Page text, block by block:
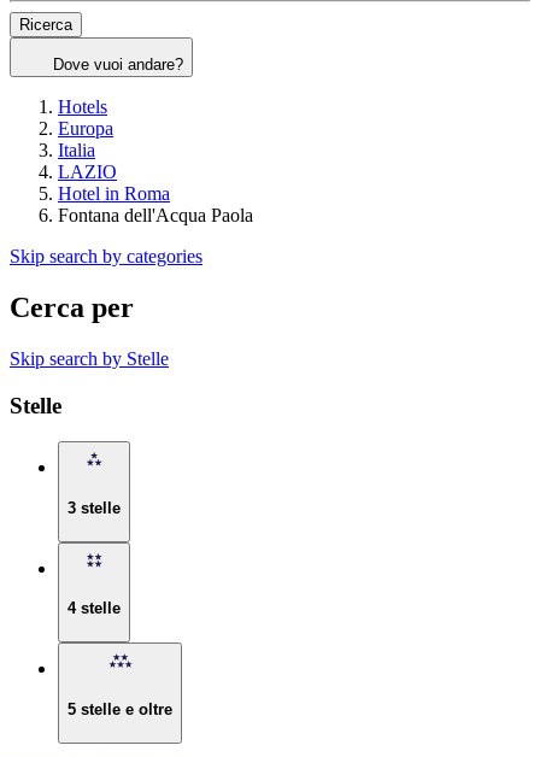
Ricerca
Dove vuoi andare?
Hotels
Europa
Italia
LAZIO
Hotel in Roma
Fontana dell'Acqua Paola
Skip search by categories
Cerca per
Skip search by Stelle
Stelle
3 stelle
4 stelle
5 stelle e oltre